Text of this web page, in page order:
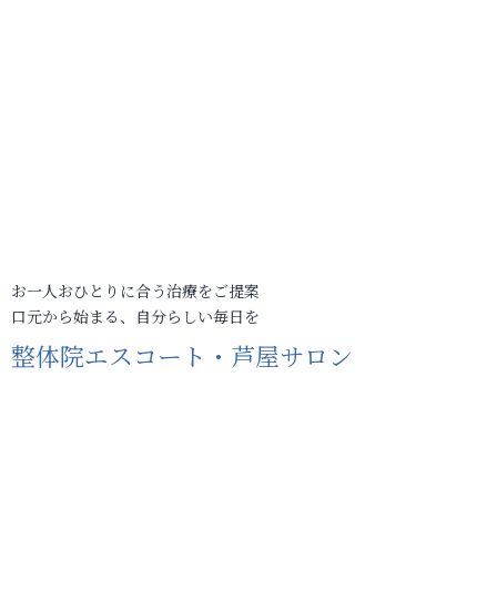
お一人おひとりに合う治療をご提案
口元から始まる、自分らしい毎日を
整体院エスコート・芦屋サロン